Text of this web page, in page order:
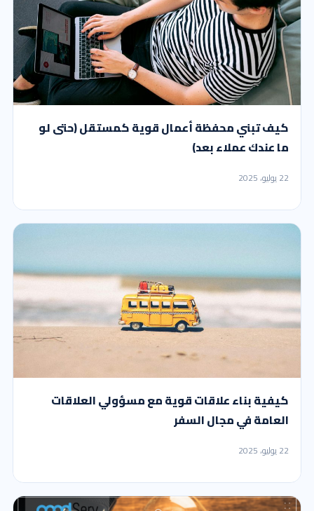
كيف تبني محفظة أعمال قوية كمستقل (حتى لو
ما عندك عملاء بعد)
22 يوليو، 2025
كيفية بناء علاقات قوية مع مسؤولي العلاقات
العامة في مجال السفر
22 يوليو، 2025